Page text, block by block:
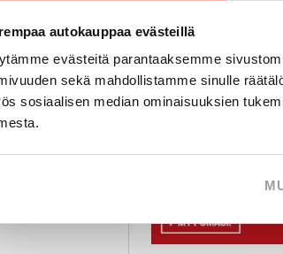
autokauppaa evästeillä
evästeitä parantaaksemme
sekä mahdollistamme sinulle
sosiaalisen median ominaisuuksien